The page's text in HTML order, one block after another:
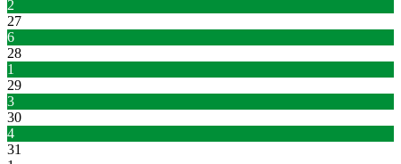
2
27
6
28
1
29
3
30
4
31